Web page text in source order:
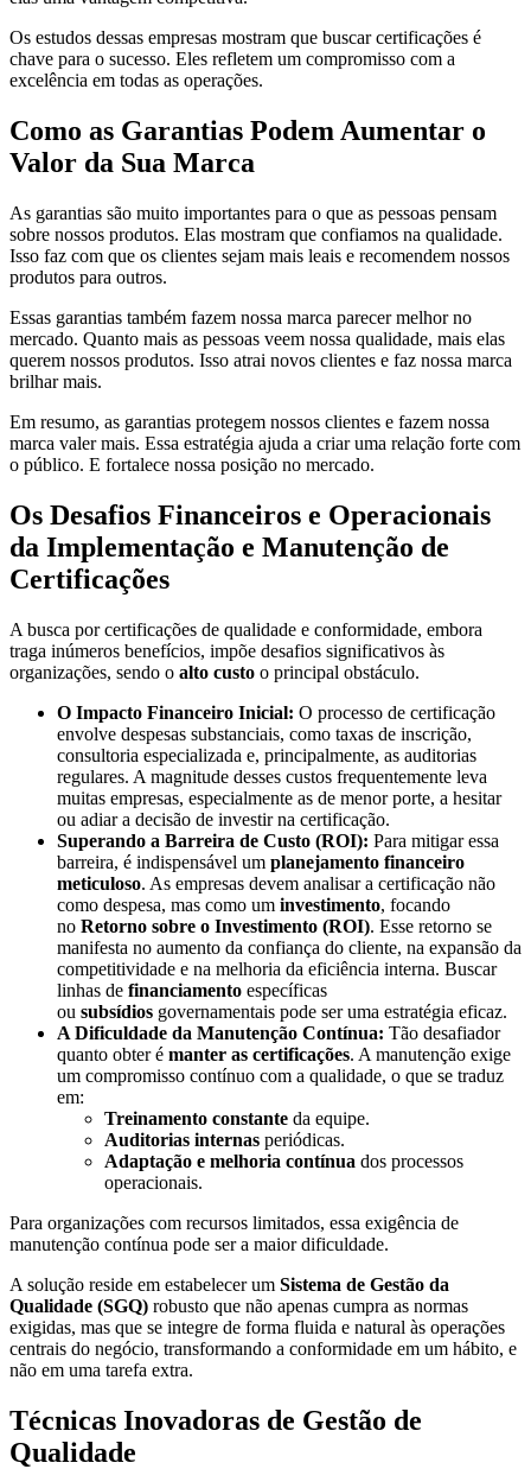
Os estudos dessas empresas mostram que buscar certificações é
chave para o sucesso. Eles refletem um compromisso com a
excelência em todas as operações.
Como as Garantias Podem Aumentar o
Valor da Sua Marca
As garantias são muito importantes para o que as pessoas pensam
sobre nossos produtos. Elas mostram que confiamos na qualidade.
Isso faz com que os clientes sejam mais leais e recomendem nossos
produtos para outros.
Essas garantias também fazem nossa marca parecer melhor no
mercado. Quanto mais as pessoas veem nossa qualidade, mais elas
querem nossos produtos. Isso atrai novos clientes e faz nossa marca
brilhar mais.
Em resumo, as garantias protegem nossos clientes e fazem nossa
marca valer mais. Essa estratégia ajuda a criar uma relação forte com
o público. E fortalece nossa posição no mercado.
Os Desafios Financeiros e Operacionais
da Implementação e Manutenção de
Certificações
A busca por certificações de qualidade e conformidade, embora
traga inúmeros benefícios, impõe desafios significativos às
organizações, sendo o alto custo o principal obstáculo.
O Impacto Financeiro Inicial: O processo de certificação
envolve despesas substanciais, como taxas de inscrição,
consultoria especializada e, principalmente, as auditorias
regulares. A magnitude desses custos frequentemente leva
muitas empresas, especialmente as de menor porte, a hesitar
ou adiar a decisão de investir na certificação.
Superando a Barreira de Custo (ROI): Para mitigar essa
barreira, é indispensável um planejamento financeiro
meticuloso. As empresas devem analisar a certificação não
como despesa, mas como um investimento, focando
no Retorno sobre o Investimento (ROI). Esse retorno se
manifesta no aumento da confiança do cliente, na expansão da
competitividade e na melhoria da eficiência interna. Buscar
linhas de financiamento específicas
ou subsídios governamentais pode ser uma estratégia eficaz.
A Dificuldade da Manutenção Contínua: Tão desafiador
quanto obter é manter as certificações. A manutenção exige
um compromisso contínuo com a qualidade, o que se traduz
em:
Treinamento constante da equipe.
Auditorias internas periódicas.
Adaptação e melhoria contínua dos processos
operacionais.
Para organizações com recursos limitados, essa exigência de
manutenção contínua pode ser a maior dificuldade.
A solução reside em estabelecer um Sistema de Gestão da
Qualidade (SGQ) robusto que não apenas cumpra as normas
exigidas, mas que se integre de forma fluida e natural às operações
centrais do negócio, transformando a conformidade em um hábito, e
não em uma tarefa extra.
Técnicas Inovadoras de Gestão de
Qualidade